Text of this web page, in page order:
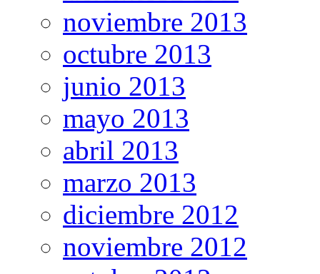
noviembre 2013
octubre 2013
junio 2013
mayo 2013
abril 2013
marzo 2013
diciembre 2012
noviembre 2012